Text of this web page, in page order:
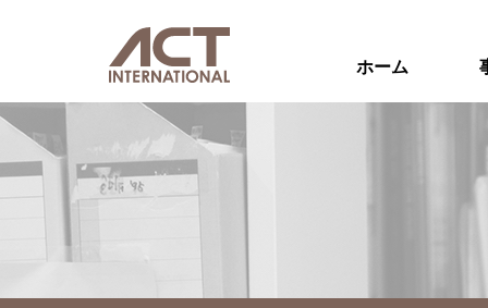
ホーム